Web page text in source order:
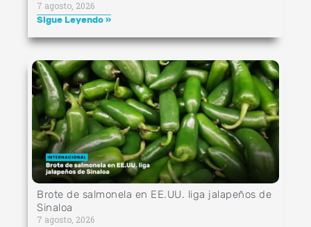
7 agosto, 2026
Sigue Leyendo »
Brote de salmonela en EE.UU. liga jalapeños de
Sinaloa
7 agosto, 2026